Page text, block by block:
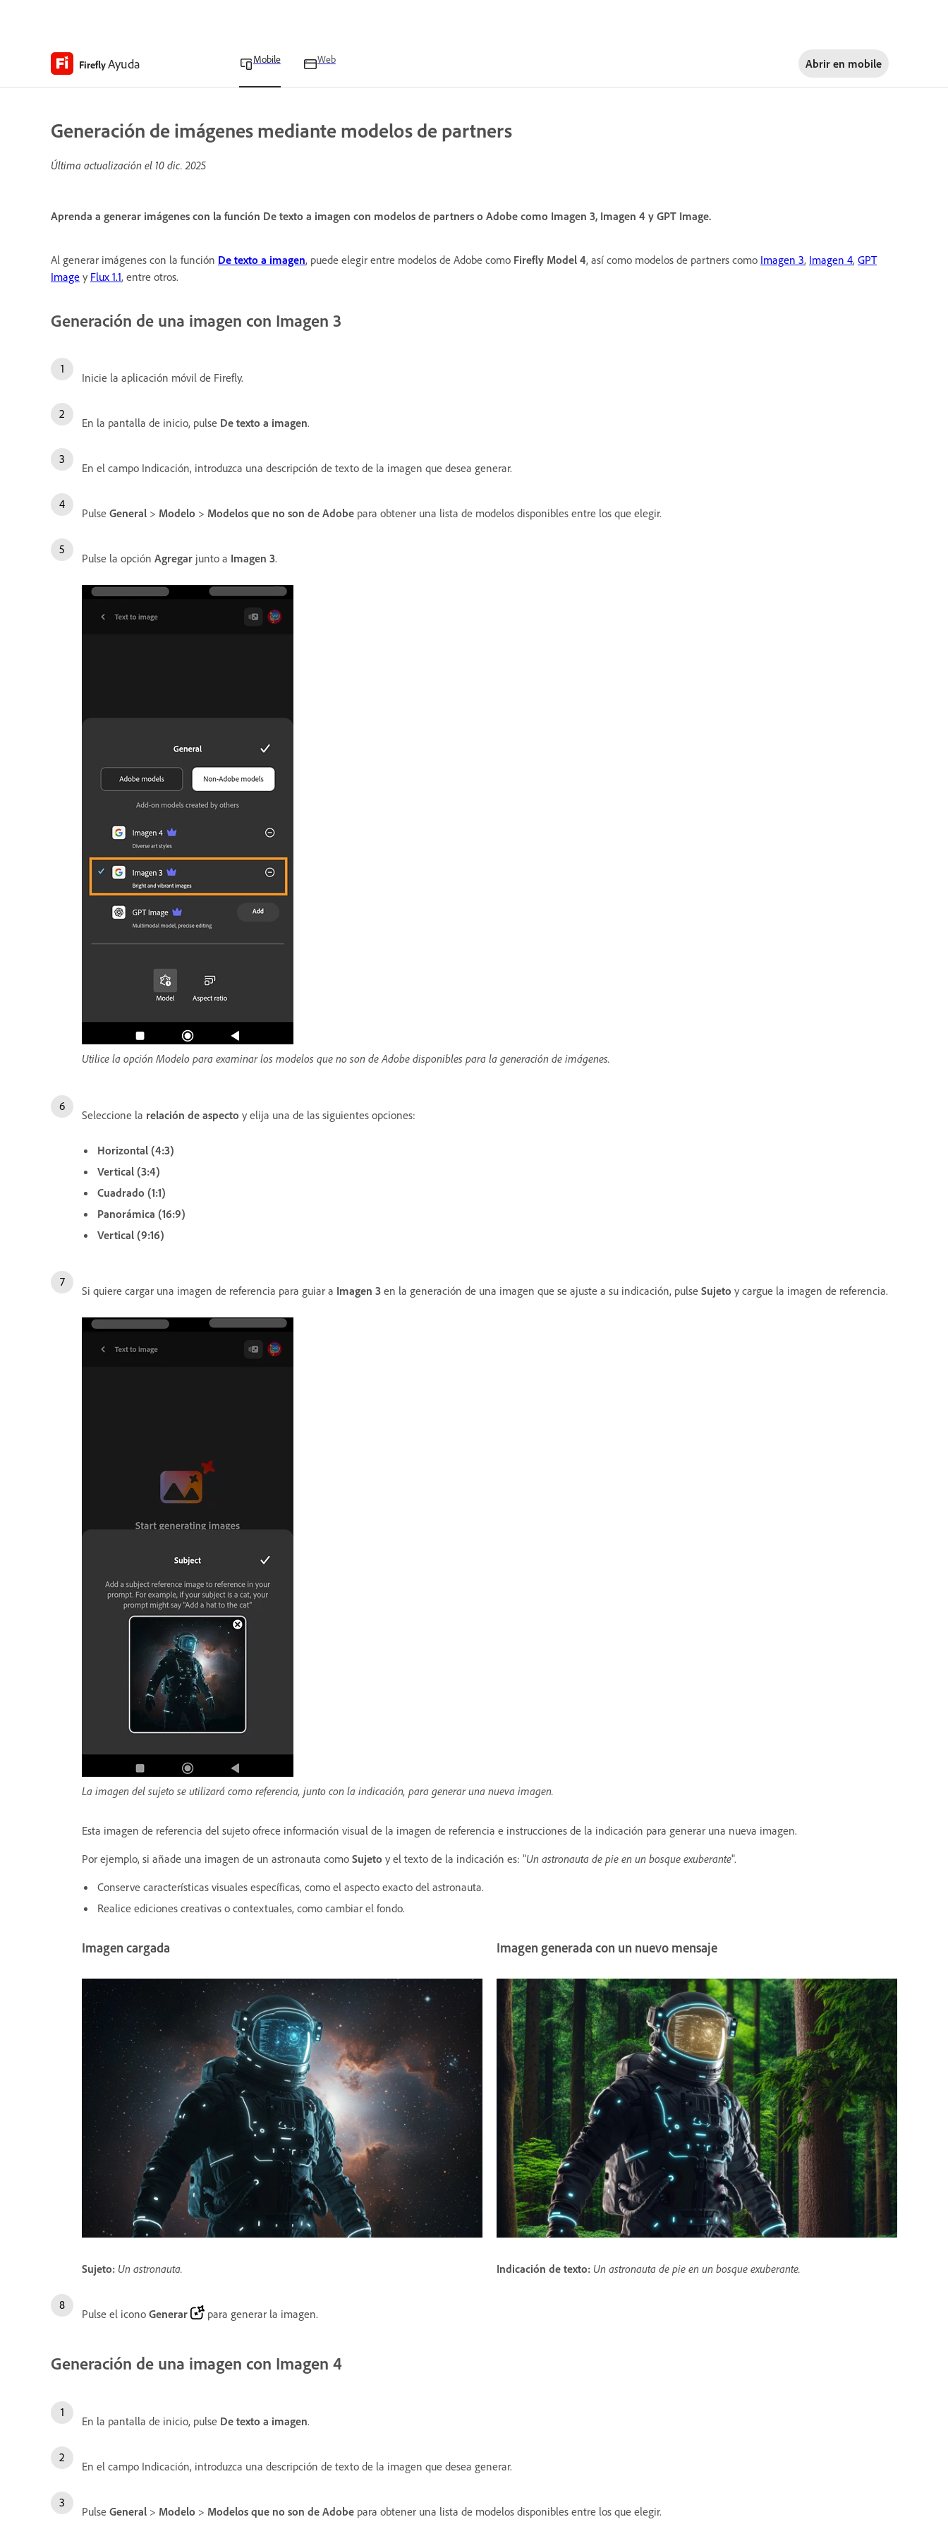
FireflyAyuda Mobile Web Abrir en mobile
Generación de imágenes mediante modelos de partners
Última actualización el 10 dic. 2025
Aprenda a generar imágenes con la función De texto a imagen con modelos de partners o Adobe como Imagen 3, Imagen 4 y GPT Image.
Al generar imágenes con la función De texto a imagen, puede elegir entre modelos de Adobe como Firefly Model 4, así como modelos de partners como Imagen 3, Imagen 4, GPT
Image y Flux 1.1, entre otros.
Generación de una imagen con Imagen 3
Inicie la aplicación móvil de Firefly.
En la pantalla de inicio, pulse De texto a imagen.
En el campo Indicación, introduzca una descripción de texto de la imagen que desea generar.
Pulse General > Modelo > Modelos que no son de Adobe para obtener una lista de modelos disponibles entre los que elegir.
Pulse la opción Agregar junto a Imagen 3.
Utilice la opción Modelo para examinar los modelos que no son de Adobe disponibles para la generación de imágenes.
Seleccione la relación de aspecto y elija una de las siguientes opciones:
Horizontal (4:3)
Vertical (3:4)
Cuadrado (1:1)
Panorámica (16:9)
Vertical (9:16)
Si quiere cargar una imagen de referencia para guiar a Imagen 3 en la generación de una imagen que se ajuste a su indicación, pulse Sujeto y cargue la imagen de referencia.
La imagen del sujeto se utilizará como referencia, junto con la indicación, para generar una nueva imagen.
Esta imagen de referencia del sujeto ofrece información visual de la imagen de referencia e instrucciones de la indicación para generar una nueva imagen.
Por ejemplo, si añade una imagen de un astronauta como Sujeto y el texto de la indicación es: "Un astronauta de pie en un bosque exuberante".
Conserve características visuales específicas, como el aspecto exacto del astronauta.
Realice ediciones creativas o contextuales, como cambiar el fondo.
Imagen cargada
Sujeto: Un astronauta.
Imagen generada con un nuevo mensaje
Indicación de texto: Un astronauta de pie en un bosque exuberante.
Pulse el icono Generar para generar la imagen.
Generación de una imagen con Imagen 4
En la pantalla de inicio, pulse De texto a imagen.
En el campo Indicación, introduzca una descripción de texto de la imagen que desea generar.
Pulse General > Modelo > Modelos que no son de Adobe para obtener una lista de modelos disponibles entre los que elegir.